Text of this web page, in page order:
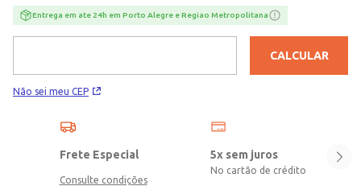
Entrega em ate 24h em Porto Alegre e Regiao Metropolitana
Não sei meu CEP
CALCULAR
Frete Especial
Consulte condições
5x sem juros
No cartão de crédito